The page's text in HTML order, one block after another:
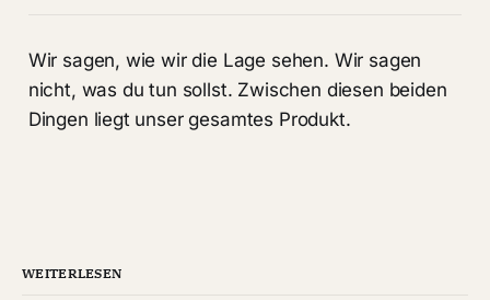
Wir sagen, wie wir die Lage sehen. Wir sagen
nicht, was du tun sollst. Zwischen diesen beiden
Dingen liegt unser gesamtes Produkt.
WEITERLESEN